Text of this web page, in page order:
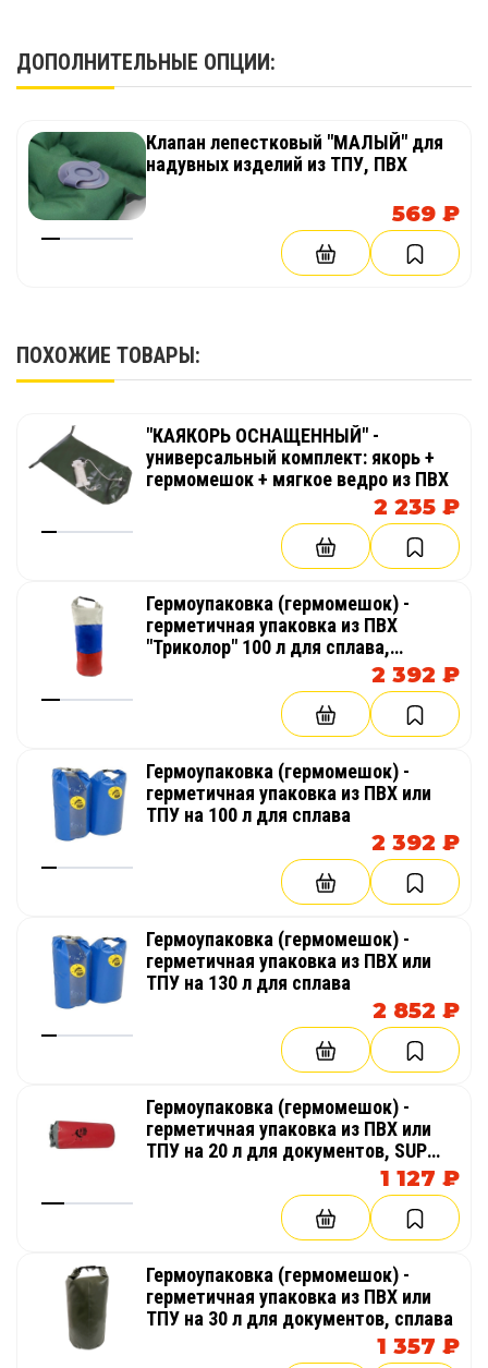
ДОПОЛНИТЕЛЬНЫЕ ОПЦИИ:
Клапан лепестковый "МАЛЫЙ" для
надувных изделий из ТПУ, ПВХ
569 ₽
ПОХОЖИЕ ТОВАРЫ:
"КАЯКОРЬ ОСНАЩЕННЫЙ" -
универсальный комплект: якорь +
гермомешок + мягкое ведро из ПВХ
2 235 ₽
Гермоупаковка (гермомешок) -
герметичная упаковка из ПВХ
"Триколор" 100 л для сплава,
2 392 ₽
Гермоупаковка (гермомешок) -
герметичная упаковка из ПВХ или
ТПУ на 100 л для сплава
2 392 ₽
Гермоупаковка (гермомешок) -
герметичная упаковка из ПВХ или
ТПУ на 130 л для сплава
2 852 ₽
Гермоупаковка (гермомешок) -
герметичная упаковка из ПВХ или
ТПУ на 20 л для документов, SUP
1 127 ₽
Гермоупаковка (гермомешок) -
герметичная упаковка из ПВХ или
ТПУ на 30 л для документов, сплава
1 357 ₽